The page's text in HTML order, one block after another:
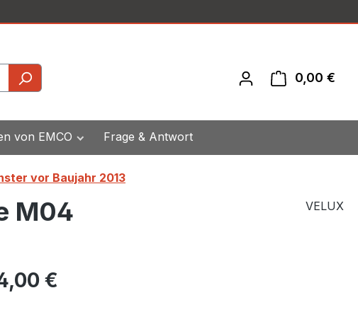
0,00 €
von EMCO Frage & Antwort
vor Baujahr 2013
M04 VELUX
Preis:
€